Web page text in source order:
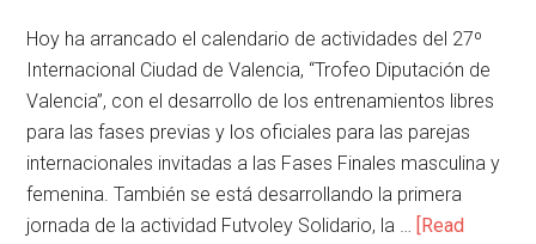
Hoy ha arrancado el calendario de actividades del 27º
Internacional Ciudad de Valencia, “Trofeo Diputación de
Valencia”, con el desarrollo de los entrenamientos libres
para las fases previas y los oficiales para las parejas
internacionales invitadas a las Fases Finales masculina y
femenina. También se está desarrollando la primera
jornada de la actividad Futvoley Solidario, la … [Read